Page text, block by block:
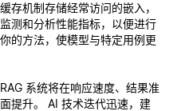
存机制存储经常访问的嵌入，
测和分析性能指标，以便进行
的方法，使模型与特定用例更
系统将在响应速度、结果准
提升。 AI 技术迭代迅速，建